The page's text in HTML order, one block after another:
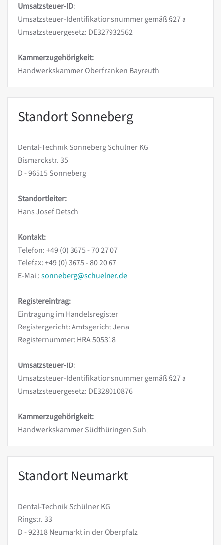
Umsatzsteuer-ID:
Umsatzsteuer-Identifikationsnummer gemäß §27 a
Umsatzsteuergesetz: DE327932562
Kammerzugehörigkeit:
Handwerkskammer Oberfranken Bayreuth
Standort Sonneberg
Dental-Technik Sonneberg Schülner KG
Bismarckstr. 35
D - 96515 Sonneberg
Standortleiter:
Hans Josef Detsch
Kontakt:
Telefon: +49 (0) 3675 - 70 27 07
Telefax: +49 (0) 3675 - 80 20 67
E-Mail:sonneberg@schuelner.de
Registereintrag:
Eintragung im Handelsregister
Registergericht: Amtsgericht Jena
Registernummer: HRA 505318
Umsatzsteuer-ID:
Umsatzsteuer-Identifikationsnummer gemäß §27 a
Umsatzsteuergesetz: DE328010876
Kammerzugehörigkeit:
Handwerkskammer Südthüringen Suhl
Standort Neumarkt
Dental-Technik Schülner KG
Ringstr. 33
D - 92318 Neumarkt in der Oberpfalz